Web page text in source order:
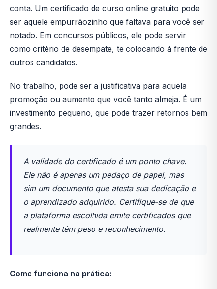
conta. Um certificado de curso online gratuito pode
ser aquele empurrãozinho que faltava para você ser
notado. Em concursos públicos, ele pode servir
como critério de desempate, te colocando à frente de
outros candidatos.
No trabalho, pode ser a justificativa para aquela
promoção ou aumento que você tanto almeja. É um
investimento pequeno, que pode trazer retornos bem
grandes.
A validade do certificado é um ponto chave.
Ele não é apenas um pedaço de papel, mas
sim um documento que atesta sua dedicação e
o aprendizado adquirido. Certifique-se de que
a plataforma escolhida emite certificados que
realmente têm peso e reconhecimento.
Como funciona na prática: